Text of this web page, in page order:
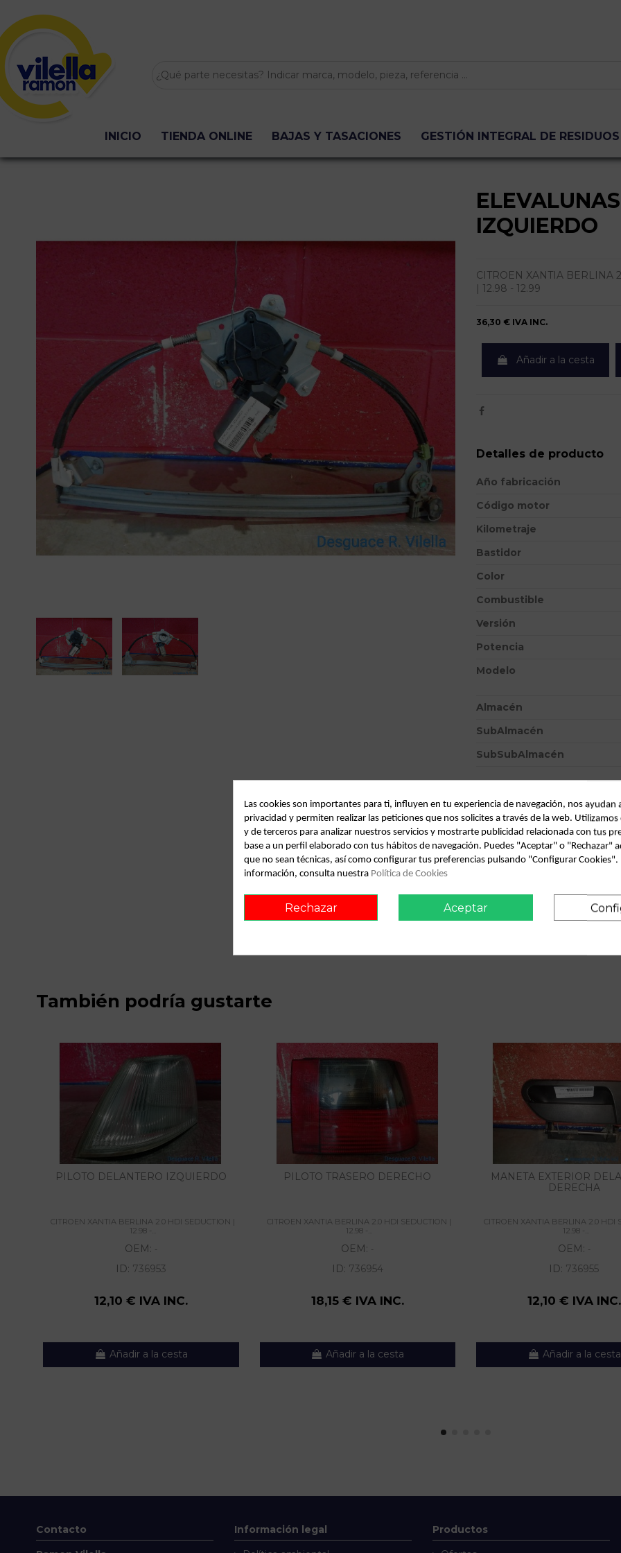
INICIO TIENDA ONLINE BAJAS Y TASACIONES GESTIÓN INTEGRAL DE RESIDUOS
IZQUIERDO
CITROEN XANTIA BERLINA
| 12.98 - 12.99
36,30 € IVA INC.
Añadir a la cesta
Detalles de producto
Año fabricación
Código motor
Kilometraje
Bastidor
Color
Combustible
Versión
Potencia
Modelo
Almacén
SubAlmacén
SubSubAlmacén
Fecha disponible: 2022-04-04
Descripción
Recambio de elevalunas
12.98 - 12.99 2.0 hdi
También podría gustarte
PILOTO DELANTERO IZQUIERDO
CITROEN XANTIA BERLINA 2.0 HDI SEDUCTION |
12.98 -...
OEM: -
ID: 736953
12,10 € IVA INC.
Añadir a la cesta
PILOTO TRASERO DERECHO
CITROEN XANTIA BERLINA 2.0 HDI SEDUCTION |
12.98 -...
OEM: -
ID: 736954
18,15 € IVA INC.
Añadir a la cesta
MANETA EXTERIOR
DERECHA
CITROEN XANTIA BERLINA 2.0 HDI
12.98 -...
OEM: -
ID: 736955
12,10 € IVA INC.
Añadir a la cesta
Contacto Información legal Productos
Las cookies son importantes para ti, influyen en tu experiencia de navegación, nos ayudan
privacidad y permiten realizar las peticiones que nos solicites a través de la web.
y de terceros para analizar nuestros servicios y mostrarte publicidad relacionada con tus
base a un perfil elaborado con tus hábitos de navegación. Puedes "Aceptar" o "Rechazar"
que no sean técnicas, así como configurar tus preferencias pulsando "Configurar Cookies".
información, consulta nuestra Política de Cookies
Rechazar Aceptar